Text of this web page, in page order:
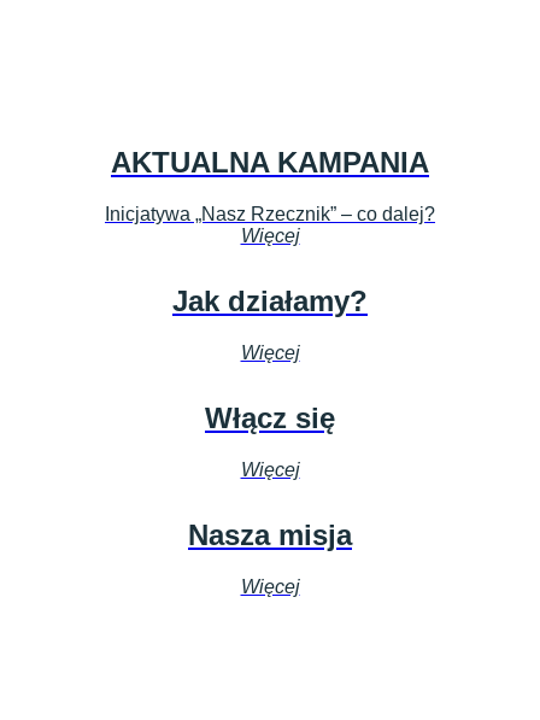
AKTUALNA KAMPANIA
Inicjatywa „Nasz Rzecznik” – co dalej?
Więcej
Jak działamy?
Więcej
Włącz się
Więcej
Nasza misja
Więcej